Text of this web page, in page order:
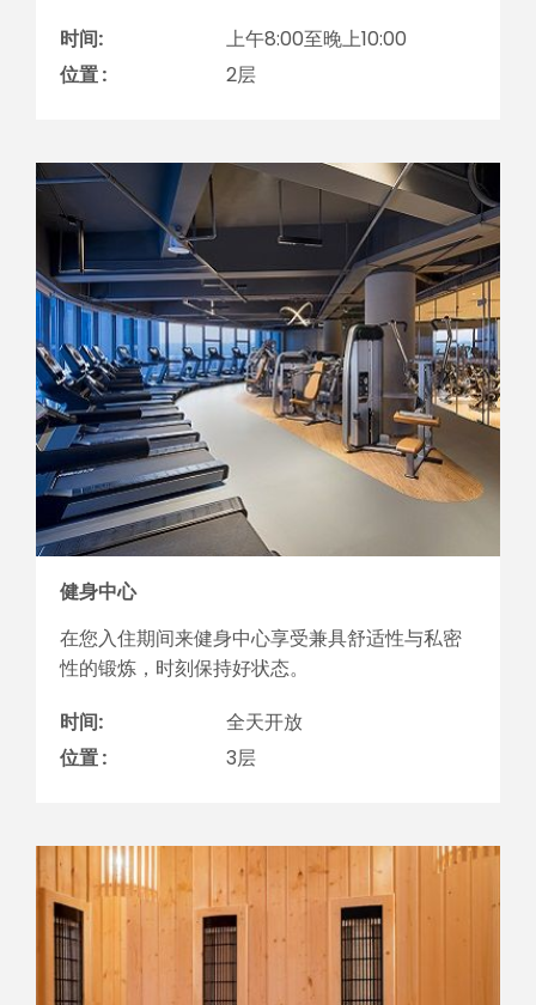
时间:
上午8:00至晚上10:00
位置 :
2层
健身中心
在您入住期间来健身中心享受兼具舒适性与私密
性的锻炼，时刻保持好状态。
时间:
全天开放
位置 :
3层